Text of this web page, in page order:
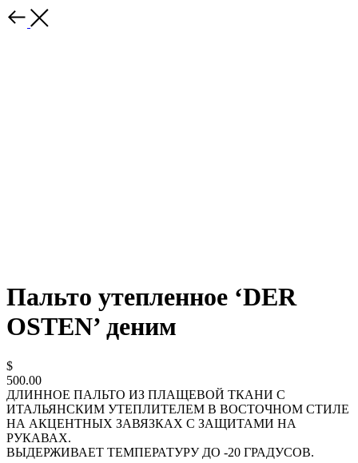
Пальто утепленное ‘DER
OSTEN’ деним
$
500.00
ДЛИННОЕ ПАЛЬТО ИЗ ПЛАЩЕВОЙ ТКАНИ С
ИТАЛЬЯНСКИМ УТЕПЛИТЕЛЕМ В ВОСТОЧНОМ СТИЛЕ
НА АКЦЕНТНЫХ ЗАВЯЗКАХ С ЗАЩИТАМИ НА
РУКАВАХ.
ВЫДЕРЖИВАЕТ ТЕМПЕРАТУРУ ДО -20 ГРАДУСОВ.